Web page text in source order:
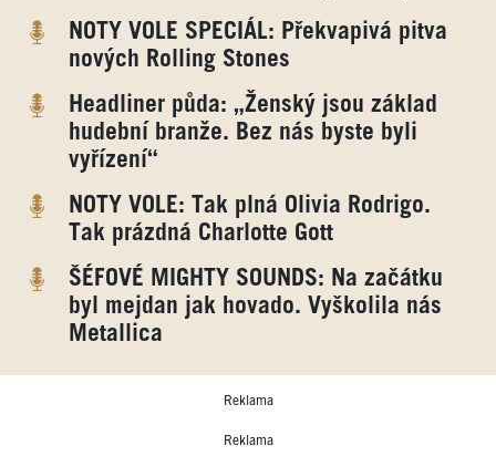
NOTY VOLE SPECIÁL: Překvapivá pitva
nových Rolling Stones
Headliner půda: „Ženský jsou základ
hudební branže. Bez nás byste byli
vyřízení“
NOTY VOLE: Tak plná Olivia Rodrigo.
Tak prázdná Charlotte Gott
ŠÉFOVÉ MIGHTY SOUNDS: Na začátku
byl mejdan jak hovado. Vyškolila nás
Metallica
Reklama
Reklama